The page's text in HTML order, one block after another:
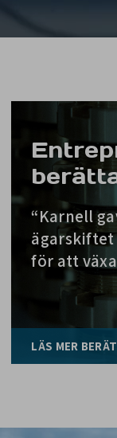
“Karnell
för att
LÄS MER